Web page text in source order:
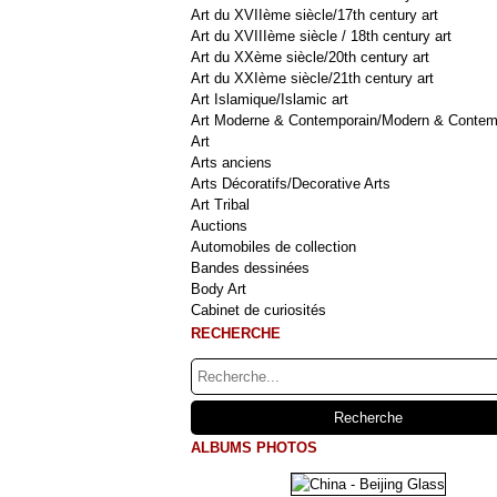
Art du XVIIème siècle/17th century art
Art du XVIIIème siècle / 18th century art
Art du XXème siècle/20th century art
Art du XXIème siècle/21th century art
Art Islamique/Islamic art
Art Moderne & Contemporain/Modern &
Art
Arts anciens
Arts Décoratifs/Decorative Arts
Art Tribal
Auctions
Automobiles de collection
Bandes dessinées
Body Art
Cabinet de curiosités
RECHERCHE
ALBUMS PHOTOS